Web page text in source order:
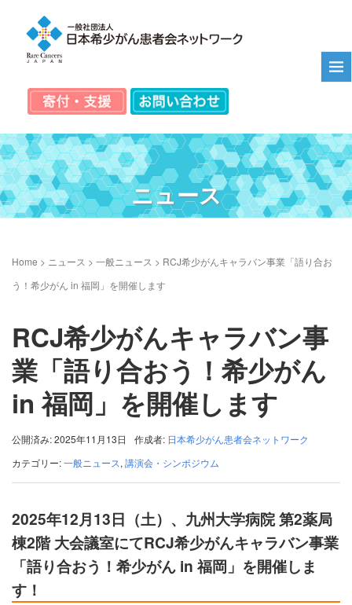
ニュース
Home > ニュース > 一般ニュース > RCJ希少がんキャラバン事業「語り合お
う！希少がん in 福岡」を開催します
RCJ希少がんキャラバン事
業「語り合おう！希少がん
in 福岡」を開催します
公開済み: 2025年11月13日 作成者: 日本希少がん患者会ネットワーク
カテゴリー:一般ニュース, 講演会・シンポジウム
2025年12月13日（土）、九州大学病院 第2薬局
棟2階 大会議室にてRCJ希少がんキャラバン事業
「語り合おう！希少がん in 福岡」を開催しま
す！